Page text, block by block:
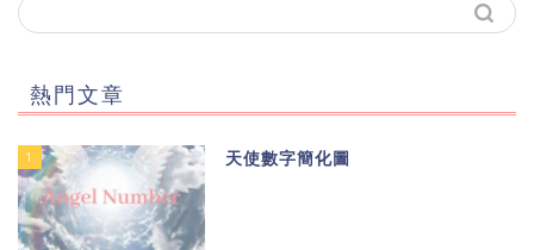
熱門文章
1 天使數字簡化圖